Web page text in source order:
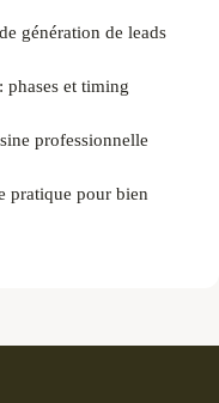
génération de leads
et timing
professionnelle
pratique pour bien